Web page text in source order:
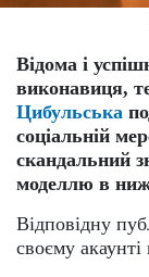
Відома і
виконавиця,
Цибульська
соціальній
скандальний
моделлю в
Відповідну
своєму